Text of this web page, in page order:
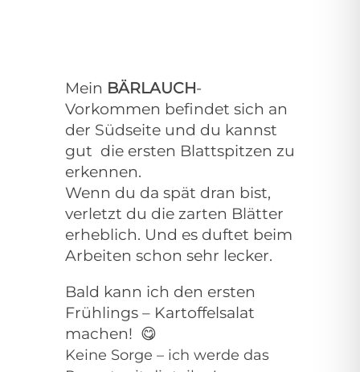
Mein BÄRLAUCH-
Vorkommen befindet sich an
der Südseite und du kannst
gut die ersten Blattspitzen zu
erkennen.
Wenn du da spät dran bist,
verletzt du die zarten Blätter
erheblich. Und es duftet beim
Arbeiten schon sehr lecker.
Bald kann ich den ersten
Frühlings – Kartoffelsalat
machen! 😋
Keine Sorge – ich werde das